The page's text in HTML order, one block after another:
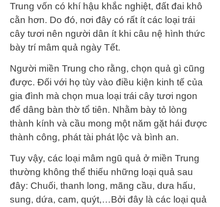
Trung vốn có khí hậu khắc nghiệt, đất đai khô
cằn hơn. Do đó, nơi đây có rất ít các loại trái
cây tươi nên người dân ít khi câu nệ hình thức
bày trí mâm quả ngày Tết.
Người miền Trung cho rằng, chọn quả gì cũng
được. Đối với họ tùy vào điều kiện kinh tế của
gia đình mà chọn mua loại trái cây tươi ngon
để dâng bàn thờ tổ tiên. Nhằm bày tỏ lòng
thành kính và cầu mong một năm gặt hái được
thành công, phát tài phát lộc và bình an.
Tuy vậy, các loại mâm ngũ quả ở miền Trung
thường không thể thiếu những loại quả sau
đây: Chuối, thanh long, mãng cầu, dưa hấu,
sung, dứa, cam, quýt,…Bởi đây là các loại quả